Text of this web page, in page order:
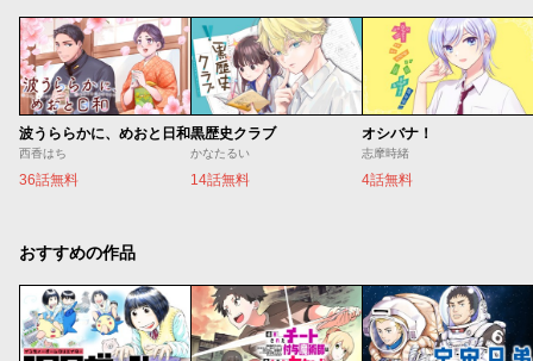
波うららかに、めおと日和
西香はち
36話無料
黒歴史クラブ
かなたるい
14話無料
オシバナ！
志摩時緒
4話無料
おすすめの作品